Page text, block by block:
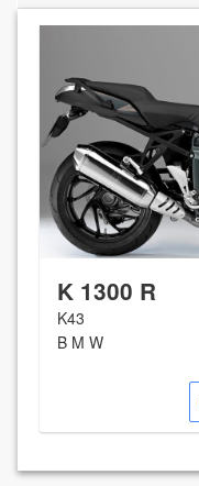
K 1300 R
K43
B M W